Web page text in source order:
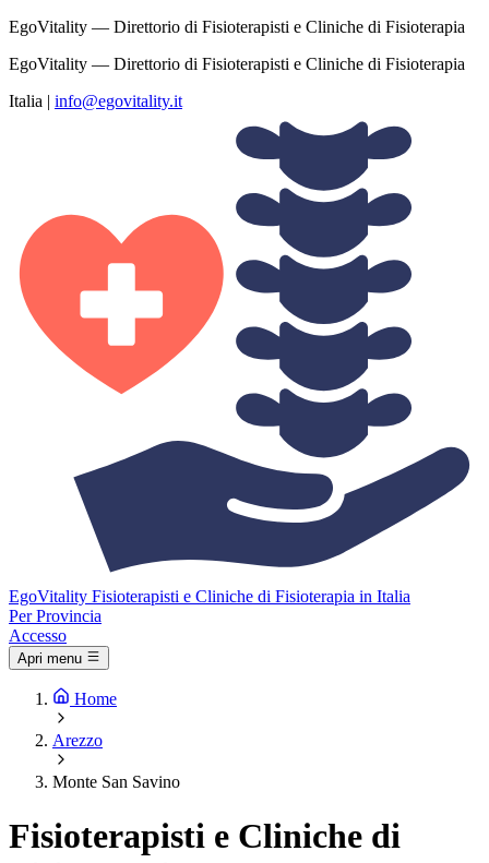
EgoVitality — Direttorio di Fisioterapisti e Cliniche di Fisioterapia
EgoVitality — Direttorio di Fisioterapisti e Cliniche di Fisioterapia
Italia | info@egovitality.it
EgoVitality Fisioterapisti e Cliniche di Fisioterapia in Italia
Per Provincia
Accesso
Apri menu
Home
Arezzo
Monte San Savino
Fisioterapisti e Cliniche di